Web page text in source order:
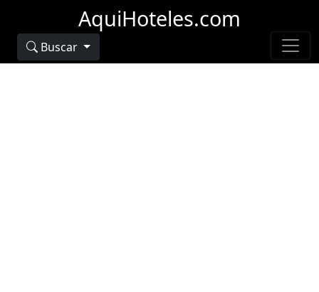
AquiHoteles.com
Buscar